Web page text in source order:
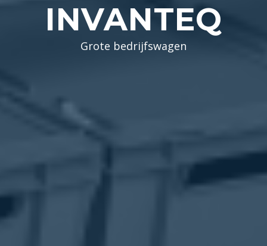
INVANTEQ
Grote bedrijfswagen